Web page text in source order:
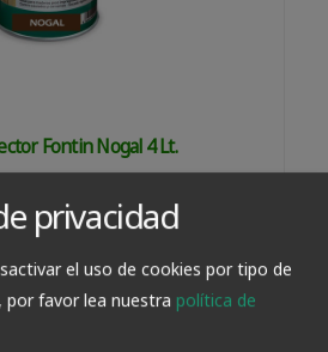
Fontin Nogal 4 Lt.
PRODUCTO
privacidad
el uso de cookies por tipo de
por favor lea nuestra política de